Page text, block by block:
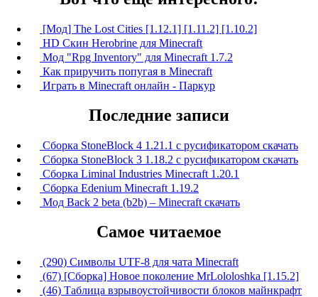
[Мод] The Lost Cities [1.12.1] [1.11.2] [1.10.2]
HD Скин Herobrine для Minecraft
Мод "Rpg Inventory" для Minecraft 1.7.2
Как приручить попугая в Minecraft
Играть в Minecraft онлайн - Паркур
Последние записи
Сборка StoneBlock 4 1.21.1 с русификатором скачать
Сборка StoneBlock 3 1.18.2 с русификатором скачать
Сборка Liminal Industries Minecraft 1.20.1
Сборка Edenium Minecraft 1.19.2
Мод Back 2 beta (b2b) – Minecraft скачать
Самое читаемое
(290) Символы UTF-8 для чата Minecraft
(67) [Сборка] Новое поколение MrLololoshka [1.15.2]
(46) Таблица взрывоустойчивости блоков майнкрафт